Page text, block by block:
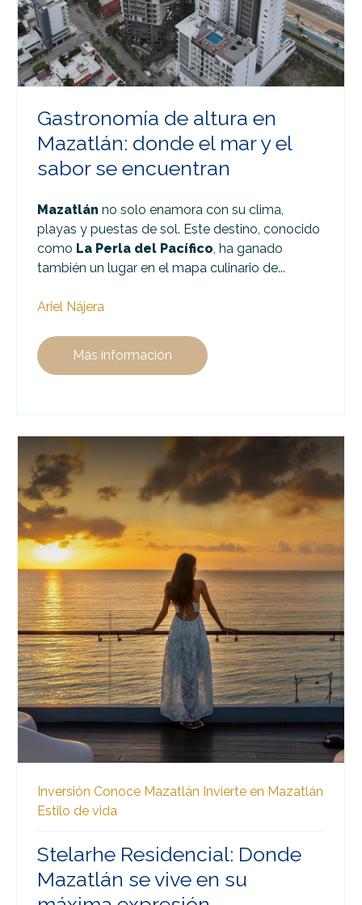
Gastronomía de altura en
Mazatlán: donde el mar y el
sabor se encuentran
Mazatlán no solo enamora con su clima,
playas y puestas de sol. Este destino, conocido
como La Perla del Pacífico, ha ganado
también un lugar en el mapa culinario de...
Ariel Nájera
Más información
Inversión Conoce Mazatlán Invierte en Mazatlán
Estilo de vida
Stelarhe Residencial: Donde
Mazatlán se vive en su